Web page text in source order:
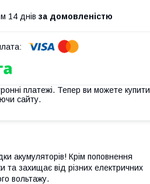
14 днів за домовленістю
платежі. Тепер ви можете купити
сайту.
акумуляторів! Крім поповнення
та захищає від різних електричних
вольтажу.